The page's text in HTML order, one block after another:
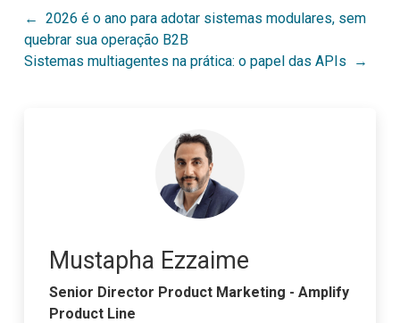
Post
navigation
2026 é o ano para adotar sistemas modulares, sem
quebrar sua operação B2B
Sistemas multiagentes na prática: o papel das APIs
Mustapha Ezzaime
Senior Director Product Marketing - Amplify
Product Line